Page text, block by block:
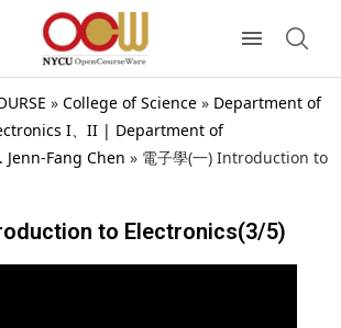
» College of Science » Department of
I、II | Department of
Fang Chen » 電子學(一) Introduction to
to Electronics(3/5)